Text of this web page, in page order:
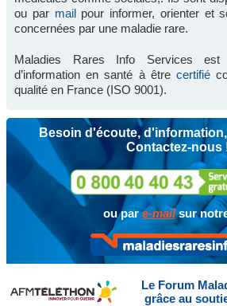
ou par mailpour informer, orienter et
concernées par une maladie rare.
Maladies Rares Info Services
d’information en santé à êtrecertifié
qualité en France (ISO 9001).
Besoin d'écoute,
Contactez-nous
ou pare-mailsur
Le Forum
grâce au